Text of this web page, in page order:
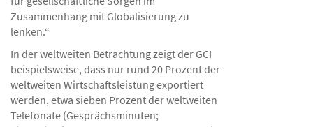
Zusammenhang mit Globalisierung zu
lenken.“
In der weltweiten Betrachtung zeigt der GCI
beispielsweise, dass nur rund 20 Prozent der
weltweiten Wirtschaftsleistung exportiert
werden, etwa sieben Prozent der weltweiten
Telefonate (Gesprächsminuten;